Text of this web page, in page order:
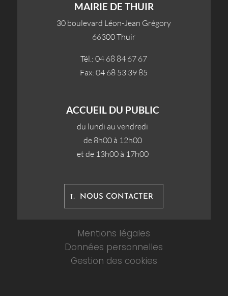
MAIRIE DE THUIR
30 boulevard Léon-Jean Grégory
66300 Thuir
Tél.: 04 68 84 67 67
Fax: 04 68 53 39 85
ACCUEIL DU PUBLIC
du lundi au vendredi
de 8h00 à 12h00
et de 13h00 à 17h00
NOUS CONTACTER
Mentions légales
Données personnelles
Gestion des cookies